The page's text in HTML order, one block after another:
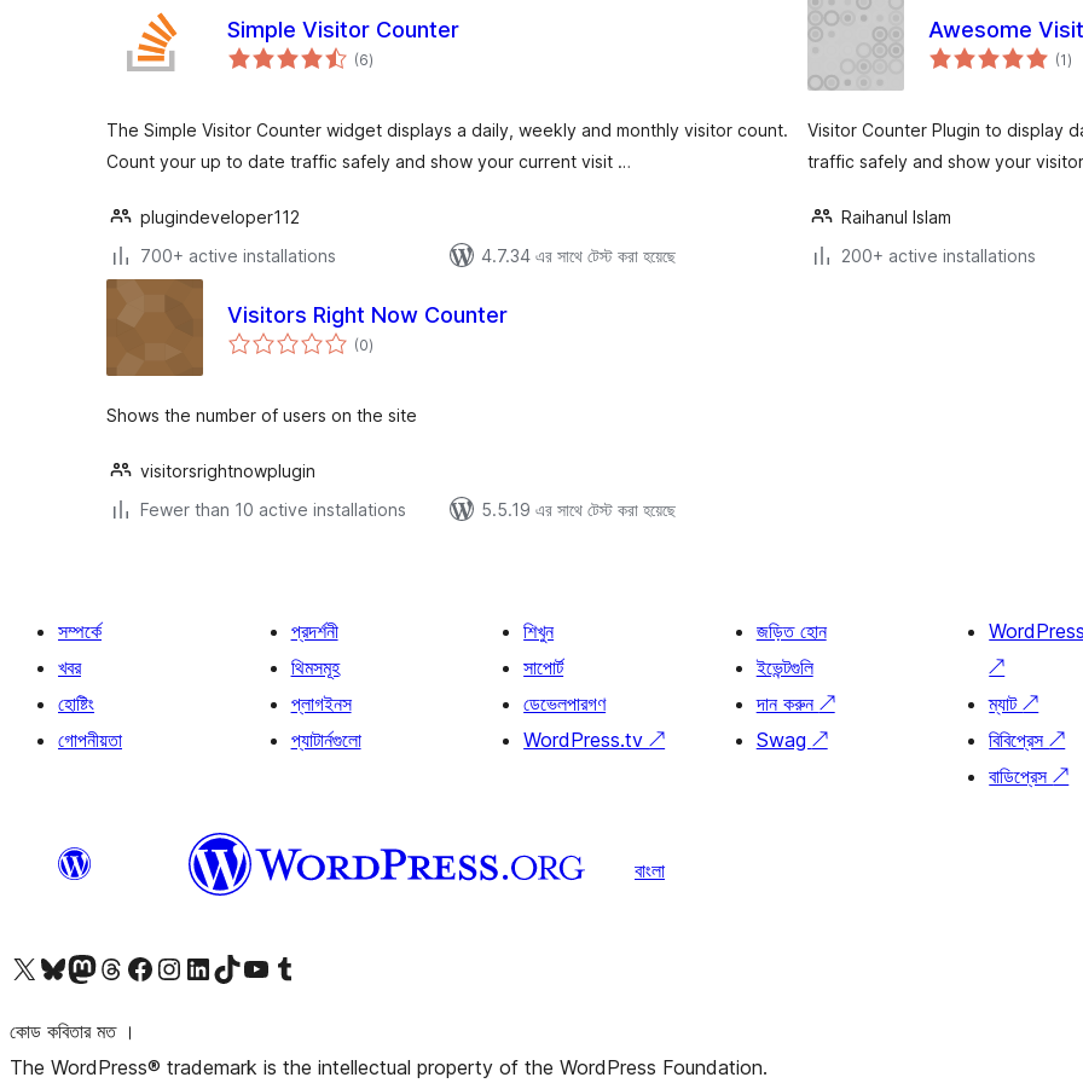
Simple Visitor Counter
(6total
ratings
)
The Simple Visitor Counter widget displays a daily, weekly and monthly visitor count.
Count your up to date traffic safely and show your current visit …
plugindeveloper112
700+ active installations
4.7.34 এর সাথে টেস্ট করা হয়েছে
Awesome
(1)
Visitor Counter Plugin to display
traffic safely and show your
Raihanul Islam
200+ active installations
Visitors Right Now Counter
(0total
ratings
)
Shows the number of users on the site
visitorsrightnowplugin
Fewer than 10 active installations
5.5.19 এর সাথে টেস্ট করা হয়েছে
সম্পর্কে
খবর
হোষ্টিং
গোপনীয়তা
প্রদর্শনী
থিমসমূহ
প্লাগইনস
প্যাটার্নগুলো
শিখুন
সাপোর্ট
ডেভেলপারগণ
WordPress.tv↗
জড়িত হোন
ইভেন্টগুলি
দান করুন ↗
Swag ↗
↗
ম্যাট↗
বিবিপ্রেস↗
বাডিপ্রেস↗
বাংলা
আমাদের X (আগের টুইটার) অ্যাকাউন্টে যানআমাদের Bluesky অ্যাকাউন্টটি দেখুনআমাদের মাস্টোডন অ্যাকাউন্টটি দেখুনআমাদের থ্রেডস অ্যাকাউন্টটি দেখুনআমাদের ফেসবুক পেজ দেখুনআমাদের ইন্সটাগ্রাম অ্যাকাউন্ট দেখুনআমাদের লিঙ্কডইন অ্যাকাউন্টে যানআমাদের TikTok অ্যাকাউন্টটি দেখুনআমাদের ইউটিউব চ্যানেলে যান আমাদের টাম্বলার অ্যাকাউন্ট দেখুন
কোড কবিতার মত ।
The WordPress® trademark is the intellectual property of the WordPress Foundation.